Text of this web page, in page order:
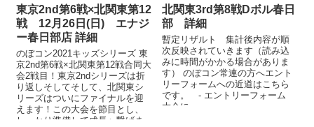
東京2nd第6戦×北関東第12
戦 12月26日(日) エナジ
ー春日部店 詳細
のぼコン2021キッズシリーズ 東
京2nd第6戦×北関東第12戦合同大
会2戦目！東京2ndシリーズは折
り返しそしてそして、北関東シ
リーズはついにファイナルを迎
えます！この大会を節目とし、
しっかり準備して成長へ繋げま
北関東3rd第8戦Dボル春日
部 詳細
暫定リザルト 集計後内容が順
次反映されていきます（読み込
みに時間がかかる場合がありま
す） のぼコン常連の方へエント
リーフォームへの近道はこちら
です。 - エントリーフォーム
大会に...